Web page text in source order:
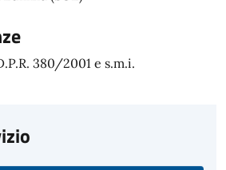
380/2001 e s.m.i.